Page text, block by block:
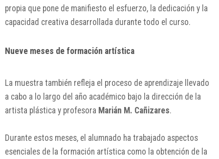
propia que pone de manifiesto el esfuerzo, la dedicación y la
capacidad creativa desarrollada durante todo el curso.
Nueve meses de formación artística
La muestra también refleja el proceso de aprendizaje llevado
a cabo a lo largo del año académico bajo la dirección de la
artista plástica y profesora Marián M. Cañizares.
Durante estos meses, el alumnado ha trabajado aspectos
esenciales de la formación artística como la obtención de la